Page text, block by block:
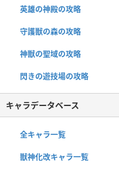
英雄の神殿の攻略
守護獣の森の攻略
神獣の聖域の攻略
閃きの遊技場の攻略
キャラデータベース
全キャラ一覧
獣神化改キャラ一覧